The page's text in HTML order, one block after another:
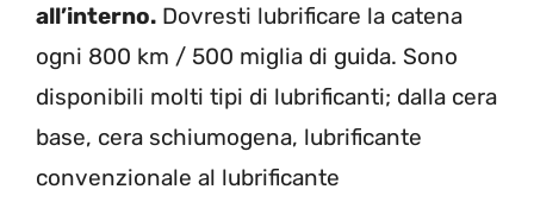
all’interno. Dovresti lubrificare la catena
ogni 800 km / 500 miglia di guida. Sono
disponibili molti tipi di lubrificanti; dalla cera
base, cera schiumogena, lubrificante
convenzionale al lubrificante